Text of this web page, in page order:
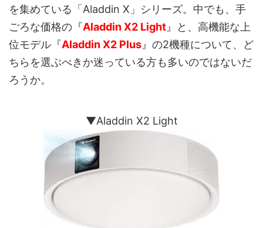
を集めている「Aladdin X」シリーズ。中でも、手
ごろな価格の『Aladdin X2 Light』と、高機能な上
位モデル『Aladdin X2 Plus』の2機種について、ど
ちらを選ぶべきか迷っている方も多いのではないだ
ろうか。
▼Aladdin X2 Light